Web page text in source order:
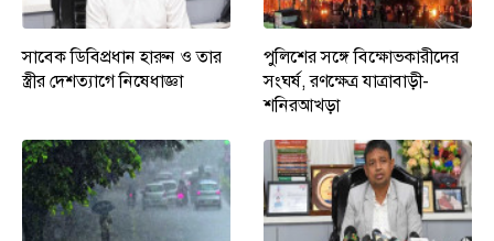
সাবেক ডিবিপ্রধান হারুন ও তার
স্ত্রীর দেশত্যাগে নিষেধাজ্ঞা
পুলিশের সঙ্গে বিক্ষোভকারীদের
সংঘর্ষ, রণক্ষেত্র যাত্রাবাড়ী-
শনিরআখড়া